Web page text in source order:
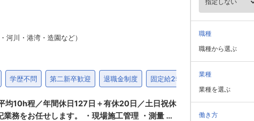
河川・港湾・造園など）
学歴不問 第二新卒歓迎 退職金制度 固定給25万円以上
均10h程／年間休日127日＋有休20日／土日祝休
職種
職種から選ぶ
業種
業種を選ぶ
働き方